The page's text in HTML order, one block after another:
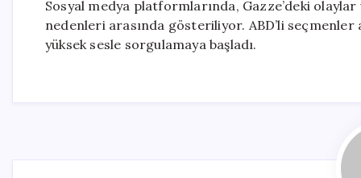
Sosyal medya platformlarında, Gazze’deki
nedenleri arasında gösteriliyor. ABD’li
yüksek sesle sorgulamaya başladı.